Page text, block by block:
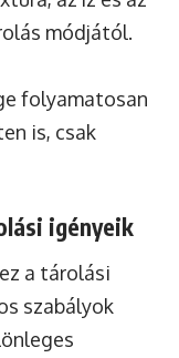
módjától.
folyamatosan
is, csak
igényeik
a tárolási
szabályok